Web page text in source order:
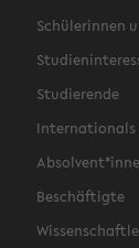
Schülerinnen
Studierende
Internationals
Beschäftigte